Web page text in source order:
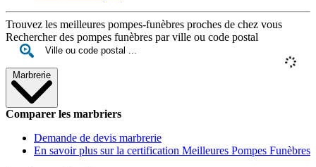
Trouvez les meilleures pompes-funèbres proches de chez vous
Rechercher des pompes funèbres par ville ou code postal
Marbrerie
Comparer les marbriers
Demande de devis marbrerie
En savoir plus sur la certification Meilleures Pompes Funèbres